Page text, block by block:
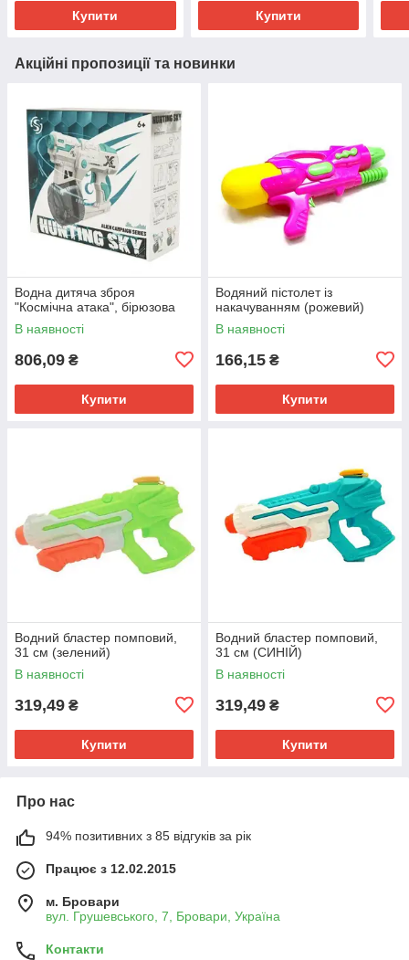
Купити Купити
Акційні пропозиції та новинки
Водна дитяча зброя
"Космічна атака", бірюзова
В наявності
806,09 ₴
Купити
Водяний пістолет із
накачуванням (рожевий)
В наявності
166,15 ₴
Купити
Водний бластер помповий,
31 см (зелений)
В наявності
319,49 ₴
Купити
Водний бластер помповий,
31 см (СИНІЙ)
В наявності
319,49 ₴
Купити
Про нас
94% позитивних з 85 відгуків за рік
Працює з 12.02.2015
м. Бровари
вул. Грушевського, 7, Бровари, Україна
Контакти